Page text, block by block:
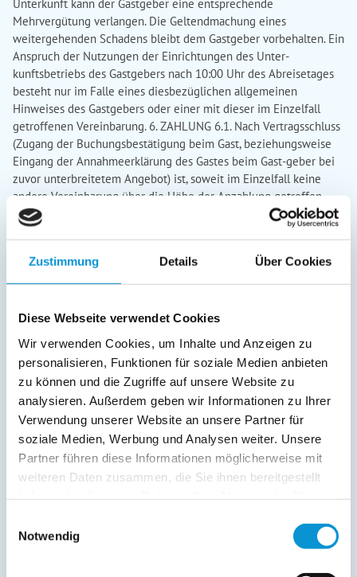
Zustimmung Details Über Cookies
Diese Webseite verwendet Cookies
Wir verwenden Cookies, um Inhalte und Anzeigen zu
personalisieren, Funktionen für soziale Medien anbieten
zu können und die Zugriffe auf unsere Website zu
analysieren. Außerdem geben wir Informationen zu Ihrer
Verwendung unserer Website an unsere Partner für
soziale Medien, Werbung und Analysen weiter. Unsere
Partner führen diese Informationen möglicherweise mit
weiteren Daten zusammen, die Sie ihnen bereitgestellt
Notwendig